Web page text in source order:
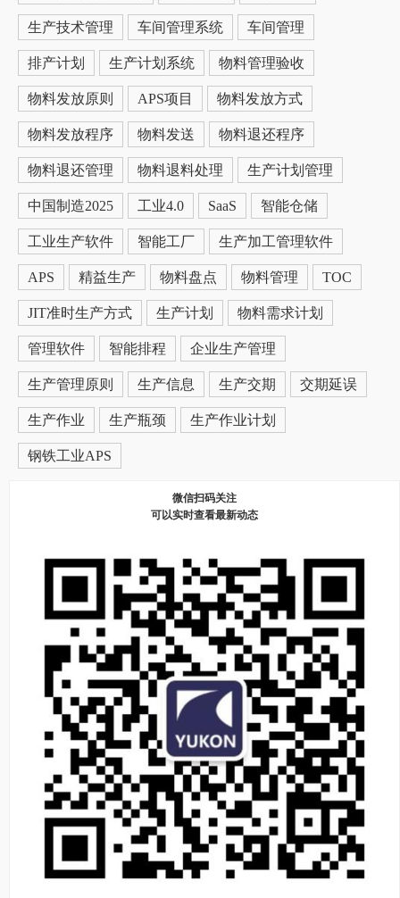
生产技术管理 车间管理系统 车间管理
排产计划 生产计划系统 物料管理验收
物料发放原则 APS项目 物料发放方式
物料发放程序 物料发送 物料退还程序
物料退还管理 物料退料处理 生产计划管理
中国制造2025 工业4.0 SaaS 智能仓储
工业生产软件 智能工厂 生产加工管理软件
APS 精益生产 物料盘点 物料管理 TOC
JIT准时生产方式 生产计划 物料需求计划
管理软件 智能排程 企业生产管理
生产管理原则 生产信息 生产交期 交期延误
生产作业 生产瓶颈 生产作业计划
钢铁工业APS
微信扫码关注
可以实时查看最新动态